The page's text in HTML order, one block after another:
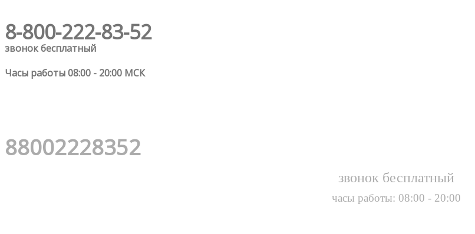
8-800-222-83-52
звонок бесплатный
Часы работы 08:00 - 20:00 МСК
88002228352
звонок бесплатный
часы работы: 08:00 - 20:00